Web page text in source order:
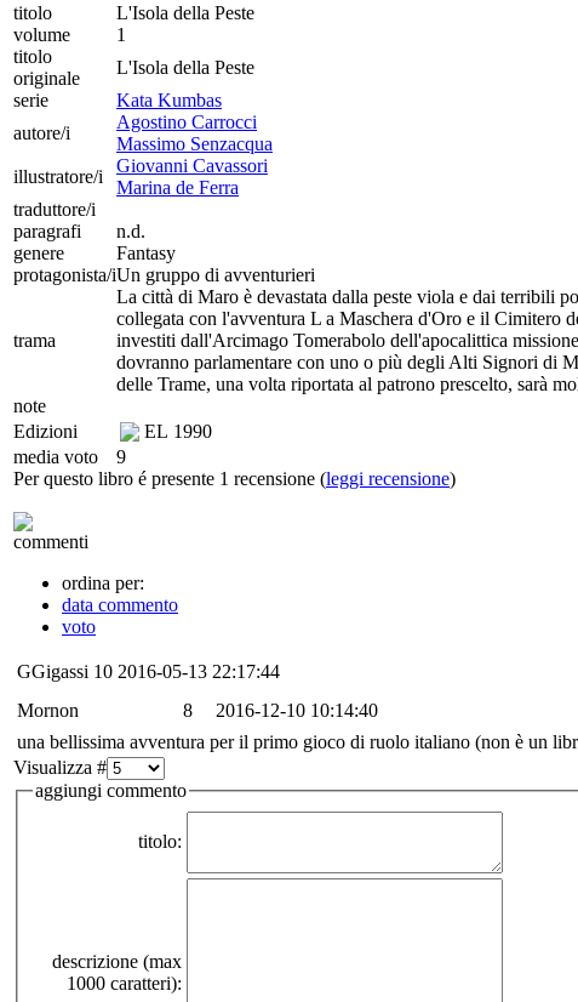
titolo
L'Isola della Peste
volume
1
titolo
originale
L'Isola della Peste
serie
Kata Kumbas
autore/i
Agostino Carrocci
Massimo Senzacqua
illustratore/i
Giovanni Cavassori
Marina de Ferra
traduttore/i
paragrafi
n.d.
genere
Fantasy
protagonista/iUn gruppo di avventurieri
trama
La città di Maro è devastata dalla peste viola e dai terribili
collegata con l'avventura L a Maschera d'Oro e il Cimitero
investiti dall'Arcimago Tomerabolo dell'apocalittica
dovranno parlamentare con uno o più degli Alti Signori di
delle Trame, una volta riportata al patrono prescelto, sarà
note
Edizioni
EL 1990
media voto
9
Per questo libro é presente 1 recensione (leggi recensione)
commenti
ordina per:
data commento
voto
GGigassi 10 2016-05-13 22:17:44
Mornon
8
2016-12-10 10:14:40
una bellissima avventura per il primo gioco di ruolo italiano (non è un
Visualizza #
aggiungi commento
titolo:
descrizione (max
1000 caratteri):